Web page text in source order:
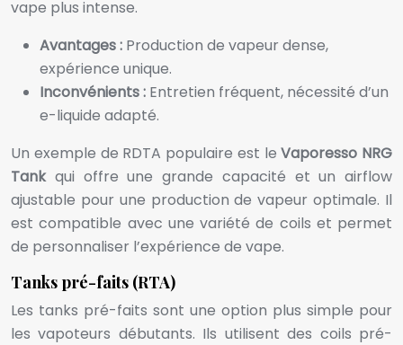
vape plus intense.
Avantages : Production de vapeur dense,
expérience unique.
Inconvénients : Entretien fréquent, nécessité d’un
e-liquide adapté.
Un exemple de RDTA populaire est leVaporesso NRG
Tank qui offre une grande capacité et un airflow
ajustable pour une production de vapeur optimale. Il
est compatible avec une variété de coils et permet
de personnaliser l’expérience de vape.
Tanks pré-faits (RTA)
Les tanks pré-faits sont une option plus simple pour
les vapoteurs débutants. Ils utilisent des coils pré-